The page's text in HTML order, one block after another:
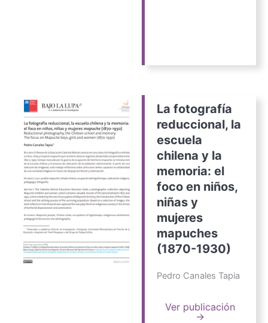
La fotografía
reduccional, la
escuela
chilena y la
memoria: el
foco en niños,
niñas y
mujeres
mapuches
(1870-1930)
Pedro Canales Tapia
Ver publicación
→